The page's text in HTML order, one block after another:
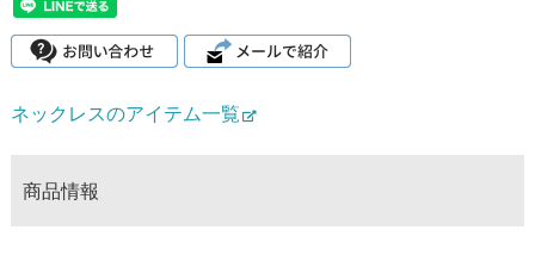
ネックレスのアイテム一覧
商品情報